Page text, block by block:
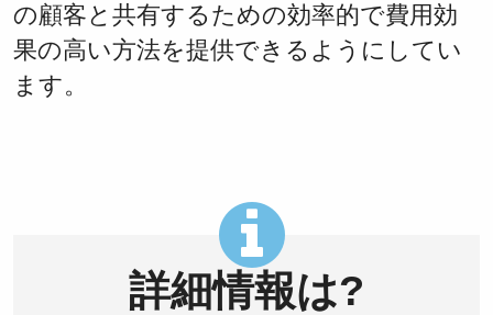
の顧客と共有するための効率的で費用効
果の高い方法を提供できるようにしてい
ます。
詳細情報は?